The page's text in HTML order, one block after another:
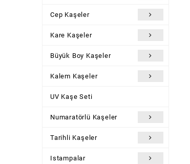
Cep Kaşeler
Kare Kaşeler
Büyük Boy Kaşeler
Kalem Kaşeler
UV Kaşe Seti
Numaratörlü Kaşeler
Tarihli Kaşeler
Istampalar